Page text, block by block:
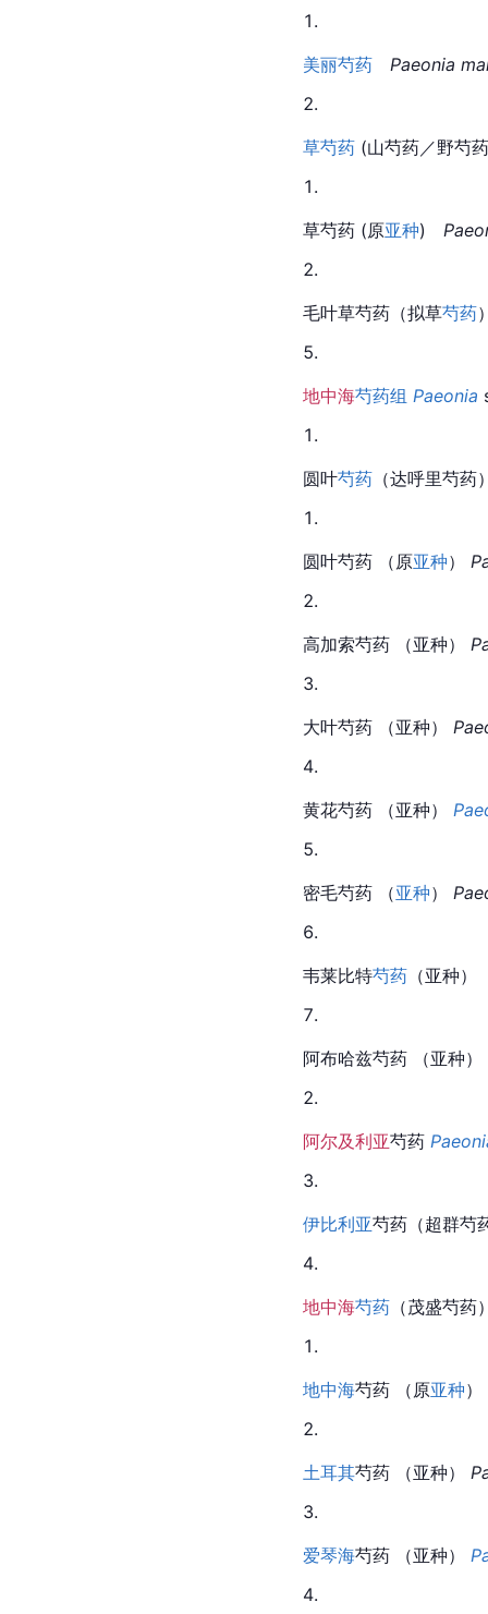
美丽芍药 Paeonia
草芍药 (山芍药／野芍
草芍药 (原亚种)
毛叶草芍药（拟草芍药
地中海芍药组 Paeonia
圆叶芍药 （达呼里芍药
圆叶芍药 （原亚种）
高加索芍药 （亚种）
大叶芍药 （亚种）
黄花芍药 （亚种）
密毛芍药 （亚种）
韦莱比特芍药 （亚种
阿布哈兹芍药 （亚种）
阿尔及利亚芍药
伊比利亚芍药（超群芍
地中海芍药 （茂盛芍药
地中海芍药 （原亚种
土耳其芍药 （亚种）
爱琴海芍药 （亚种）